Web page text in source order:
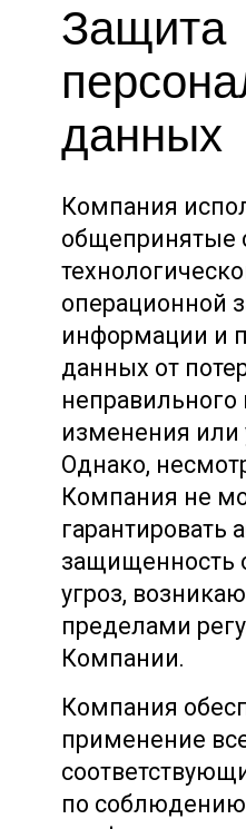
Защита
данных
Компания
общепринятые
операционной
информации и
данных от
неправильного
изменения или
Однако,
Компания не
гарантировать
защищенность
угроз,
пределами
Компании.
Компания
применение
по соблюдению